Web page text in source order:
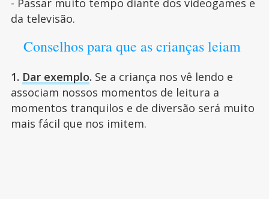
- Passar muito tempo diante dos videogames e
da televisão.
Conselhos para que as crianças leiam
1. Dar exemplo. Se a criança nos vê lendo e
associam nossos momentos de leitura a
momentos tranquilos e de diversão será muito
mais fácil que nos imitem.